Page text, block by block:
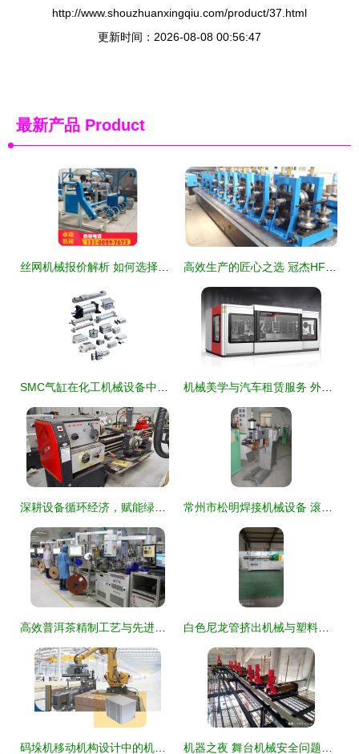
http://www.shouzhuanxingqiu.com/product/37.html
更新时间：2026-08-08 00:56:47
最新产品 Product